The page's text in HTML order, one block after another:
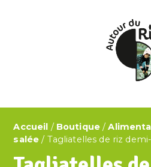
Accueil / Boutique /
salée / Tagliatelles de riz